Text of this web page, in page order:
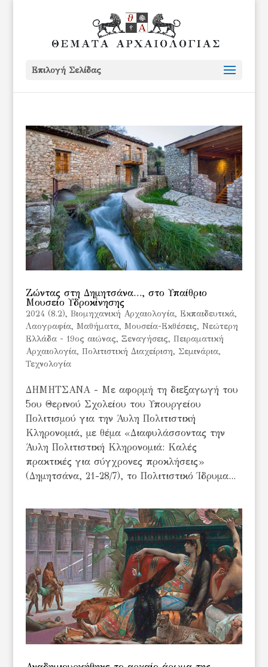
Επιλογή Σελίδας
Ζώντας στη Δημητσάνα…, στο Υπαίθριο
Μουσείο Υδροκίνησης
2024 (8.2), Βιομηχανική Αρχαιολογία, Εκπαιδευτικά,
Λαογραφία, Μαθήματα, Μουσεία-Εκθέσεις, Νεώτερη
Ελλάδα - 19ος αιώνας, Ξεναγήσεις, Πειραματική
Αρχαιολογία, Πολιτιστική Διαχείριση, Σεμινάρια,
Τεχνολογία
ΔΗΜΗΤΣΑΝΑ - Με αφορμή τη διεξαγωγή του
5ου Θερινού Σχολείου του Υπουργείου
Πολιτισμού για την Άυλη Πολιτιστική
Κληρονομιά, με θέμα «Διαφυλάσσοντας την
Άυλη Πολιτιστική Κληρονομιά: Καλές
πρακτικές για σύγχρονες προκλήσεις»
(Δημητσάνα, 21-28/7), το Πολιτιστικό Ίδρυμα...